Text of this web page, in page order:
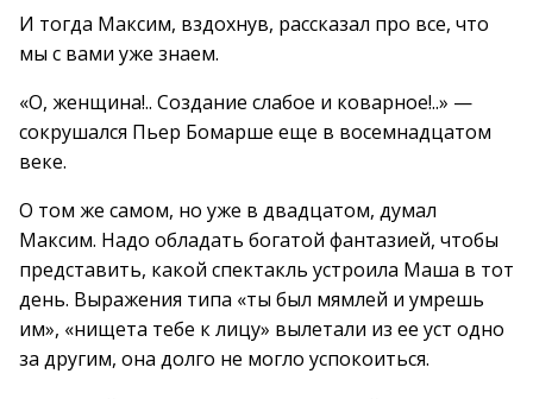
И тогда Максим, вздохнув, рассказал про все, что
мы с вами уже знаем.
«О, женщина!.. Создание слабое и коварное!..» —
сокрушался Пьер Бомарше еще в восемнадцатом
веке.
О том же самом, но уже в двадцатом, думал
Максим. Надо обладать богатой фантазией, чтобы
представить, какой спектакль устроила Маша в тот
день. Выражения типа «ты был мямлей и умрешь
им», «нищета тебе к лицу» вылетали из ее уст одно
за другим, она долго не могло успокоиться.